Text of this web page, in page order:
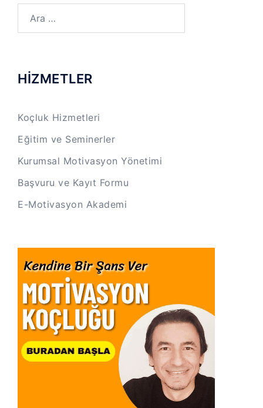
HİZMETLER
Koçluk Hizmetleri
Eğitim ve Seminerler
Kurumsal Motivasyon Yönetimi
Başvuru ve Kayıt Formu
E-Motivasyon Akademi